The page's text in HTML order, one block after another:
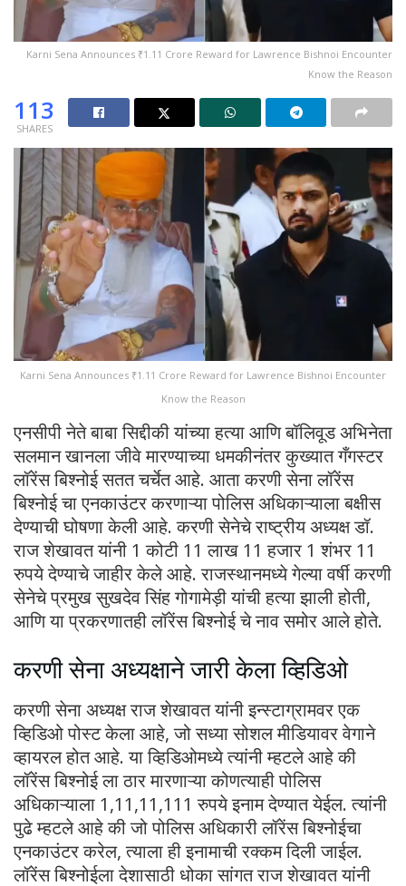
Karni Sena Announces ₹1.11 Crore Reward for Lawrence Bishnoi Encounter
Know the Reason
113
SHARES
Karni Sena Announces ₹1.11 Crore Reward for Lawrence Bishnoi Encounter
Know the Reason
एनसीपी नेते बाबा सिद्दीकी यांच्या हत्या आणि बॉलिवूड अभिनेता
सलमान खानला जीवे मारण्याच्या धमकीनंतर कुख्यात गँगस्टर
लॉरेंस बिश्नोई सतत चर्चेत आहे. आता करणी सेना लॉरेंस
बिश्नोई चा एनकाउंटर करणाऱ्या पोलिस अधिकाऱ्याला बक्षीस
देण्याची घोषणा केली आहे. करणी सेनेचे राष्ट्रीय अध्यक्ष डॉ.
राज शेखावत यांनी 1 कोटी 11 लाख 11 हजार 1 शंभर 11
रुपये देण्याचे जाहीर केले आहे. राजस्थानमध्ये गेल्या वर्षी करणी
सेनेचे प्रमुख सुखदेव सिंह गोगामेड़ी यांची हत्या झाली होती,
आणि या प्रकरणातही लॉरेंस बिश्नोई चे नाव समोर आले होते.
करणी सेना अध्यक्षाने जारी केला व्हिडिओ
करणी सेना अध्यक्ष राज शेखावत यांनी इन्स्टाग्रामवर एक
व्हिडिओ पोस्ट केला आहे, जो सध्या सोशल मीडियावर वेगाने
व्हायरल होत आहे. या व्हिडिओमध्ये त्यांनी म्हटले आहे की
लॉरेंस बिश्नोई ला ठार मारणाऱ्या कोणत्याही पोलिस
अधिकाऱ्याला 1,11,11,111 रुपये इनाम देण्यात येईल. त्यांनी
पुढे म्हटले आहे की जो पोलिस अधिकारी लॉरेंस बिश्नोईचा
एनकाउंटर करेल, त्याला ही इनामाची रक्कम दिली जाईल.
लॉरेंस बिश्नोईला देशासाठी धोका सांगत राज शेखावत यांनी